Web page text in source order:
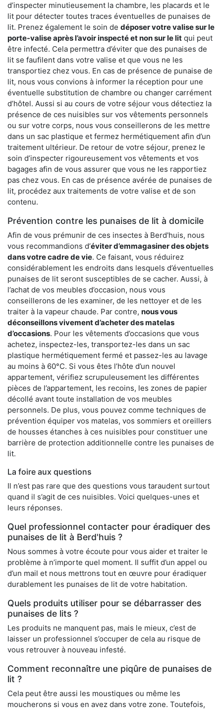
d’inspecter minutieusement la chambre, les placards et le
lit pour détecter toutes traces éventuelles de punaises de
lit. Prenez également le soin de déposer votre valise sur le
porte-valise après l’avoir inspecté et non sur le lit qui peut
être infecté. Cela permettra d’éviter que des punaises de
lit se faufilent dans votre valise et que vous ne les
transportiez chez vous. En cas de présence de punaise de
lit, nous vous convions à informer la réception pour une
éventuelle substitution de chambre ou changer carrément
d’hôtel. Aussi si au cours de votre séjour vous détectiez la
présence de ces nuisibles sur vos vêtements personnels
ou sur votre corps, nous vous conseillerons de les mettre
dans un sac plastique et fermez hermétiquement afin d’un
traitement ultérieur. De retour de votre séjour, prenez le
soin d’inspecter rigoureusement vos vêtements et vos
bagages afin de vous assurer que vous ne les rapportiez
pas chez vous. En cas de présence avérée de punaises de
lit, procédez aux traitements de votre valise et de son
contenu.
Prévention contre les punaises de lit à domicile
Afin de vous prémunir de ces insectes à Berd'huis, nous
vous recommandions d’éviter d’emmagasiner des objets
dans votre cadre de vie. Ce faisant, vous réduirez
considérablement les endroits dans lesquels d’éventuelles
punaises de lit seront susceptibles de se cacher. Aussi, à
l’achat de vos meubles d’occasion, nous vous
conseillerons de les examiner, de les nettoyer et de les
traiter à la vapeur chaude. Par contre, nous vous
déconseillons vivement d’acheter des matelas
d’occasions. Pour les vêtements d’occasions que vous
achetez, inspectez-les, transportez-les dans un sac
plastique hermétiquement fermé et passez-les au lavage
au moins à 60°C. Si vous êtes l’hôte d’un nouvel
appartement, vérifiez scrupuleusement les différentes
pièces de l’appartement, les recoins, les zones de papier
décollé avant toute installation de vos meubles
personnels. De plus, vous pouvez comme techniques de
prévention équiper vos matelas, vos sommiers et oreillers
de housses étanches à ces nuisibles pour constituer une
barrière de protection additionnelle contre les punaises de
lit.
La foire aux questions
Il n’est pas rare que des questions vous taraudent surtout
quand il s’agit de ces nuisibles. Voici quelques-unes et
leurs réponses.
Quel professionnel contacter pour éradiquer des
punaises de lit à Berd'huis ?
Nous sommes à votre écoute pour vous aider et traiter le
problème à n’importe quel moment. Il suffit d’un appel ou
d’un mail et nous mettrons tout en œuvre pour éradiquer
durablement les punaises de lit de votre habitation.
Quels produits utiliser pour se débarrasser des
punaises de lits ?
Les produits ne manquent pas, mais le mieux, c’est de
laisser un professionnel s’occuper de cela au risque de
vous retrouver à nouveau infesté.
Comment reconnaître une piqûre de punaises de
lit ?
Cela peut être aussi les moustiques ou même les
moucherons si vous en avez dans votre zone. Toutefois,